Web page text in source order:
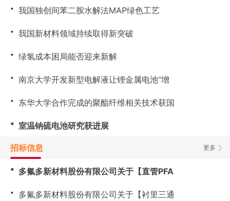
・ 我国独创间苯二胺水解法MAP绿色工艺
・ 我国新材料领域持续取得新突破
・ 绿氢成本困局能否迎来新解
・ 南京大学开发新型电解液让锂金属电池“增
・ 东华大学合作完成的聚酯纤维相关技术获国
・ 室温钠硫电池研究获进展
更多
招标信息
・ 多氟多新材料股份有限公司关于【直管PFA
・ 多氟多新材料股份有限公司关于【衬里三通